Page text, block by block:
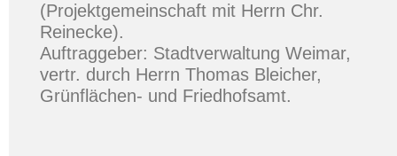
(Projektgemeinschaft mit Herrn Chr.
Reinecke).
Auftraggeber: Stadtverwaltung Weimar,
vertr. durch Herrn Thomas Bleicher,
Grünflächen- und Friedhofsamt.